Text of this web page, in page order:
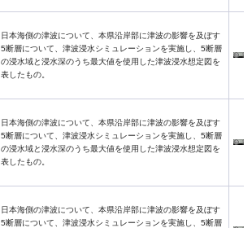
日本海側の津波について、本県沿岸部に津波の影響を及ぼす
5断層について、津波浸水シミュレーションを実施し、5断層
の浸水域と浸水深のうち最大値を使用した津波浸水想定図を
表したもの。
日本海側の津波について、本県沿岸部に津波の影響を及ぼす
5断層について、津波浸水シミュレーションを実施し、5断層
の浸水域と浸水深のうち最大値を使用した津波浸水想定図を
表したもの。
日本海側の津波について、本県沿岸部に津波の影響を及ぼす
5断層について、津波浸水シミュレーションを実施し、5断層